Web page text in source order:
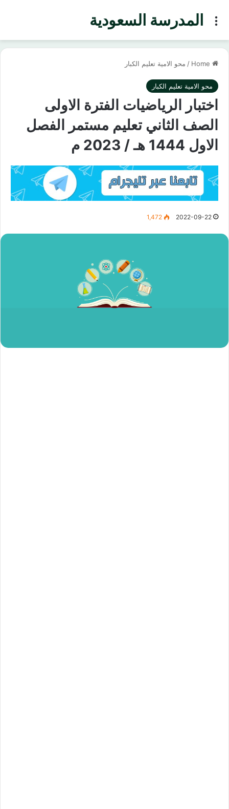
المدرسة السعوديةMenu
/ محو الامية تعليم الكبار
محو الامية تعليم الكبار
اختبار الرياضيات الفترة الاولى
الصف الثاني تعليم مستمر الفصل
الاول 1444 هـ / 2023 م
2022-09-22
1,472